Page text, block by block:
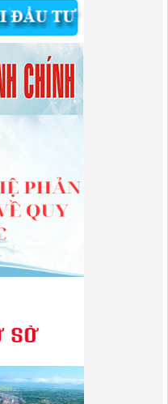
giao dự toán chi ngân sách
nộp, quản lý và sử dụng
công trình dịch vụ, tiện ích
địa bàn tỉnh Cao Bằng
hành chính sửa đổi, bổ sung,
thức đối tác công tư; đấu
giải quyết của Sở Tài
cấp xã tỉnh CB